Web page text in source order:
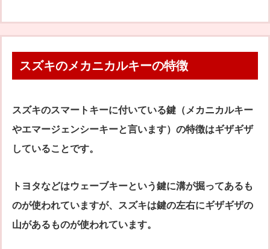
スズキのメカニカルキーの特徴
スズキのスマートキーに付いている鍵（メカニカルキー
やエマージェンシーキーと言います）の特徴はギザギザ
していることです。
トヨタなどはウェーブキーという鍵に溝が掘ってあるも
のが使われていますが、スズキは鍵の左右にギザギザの
山があるものが使われています。